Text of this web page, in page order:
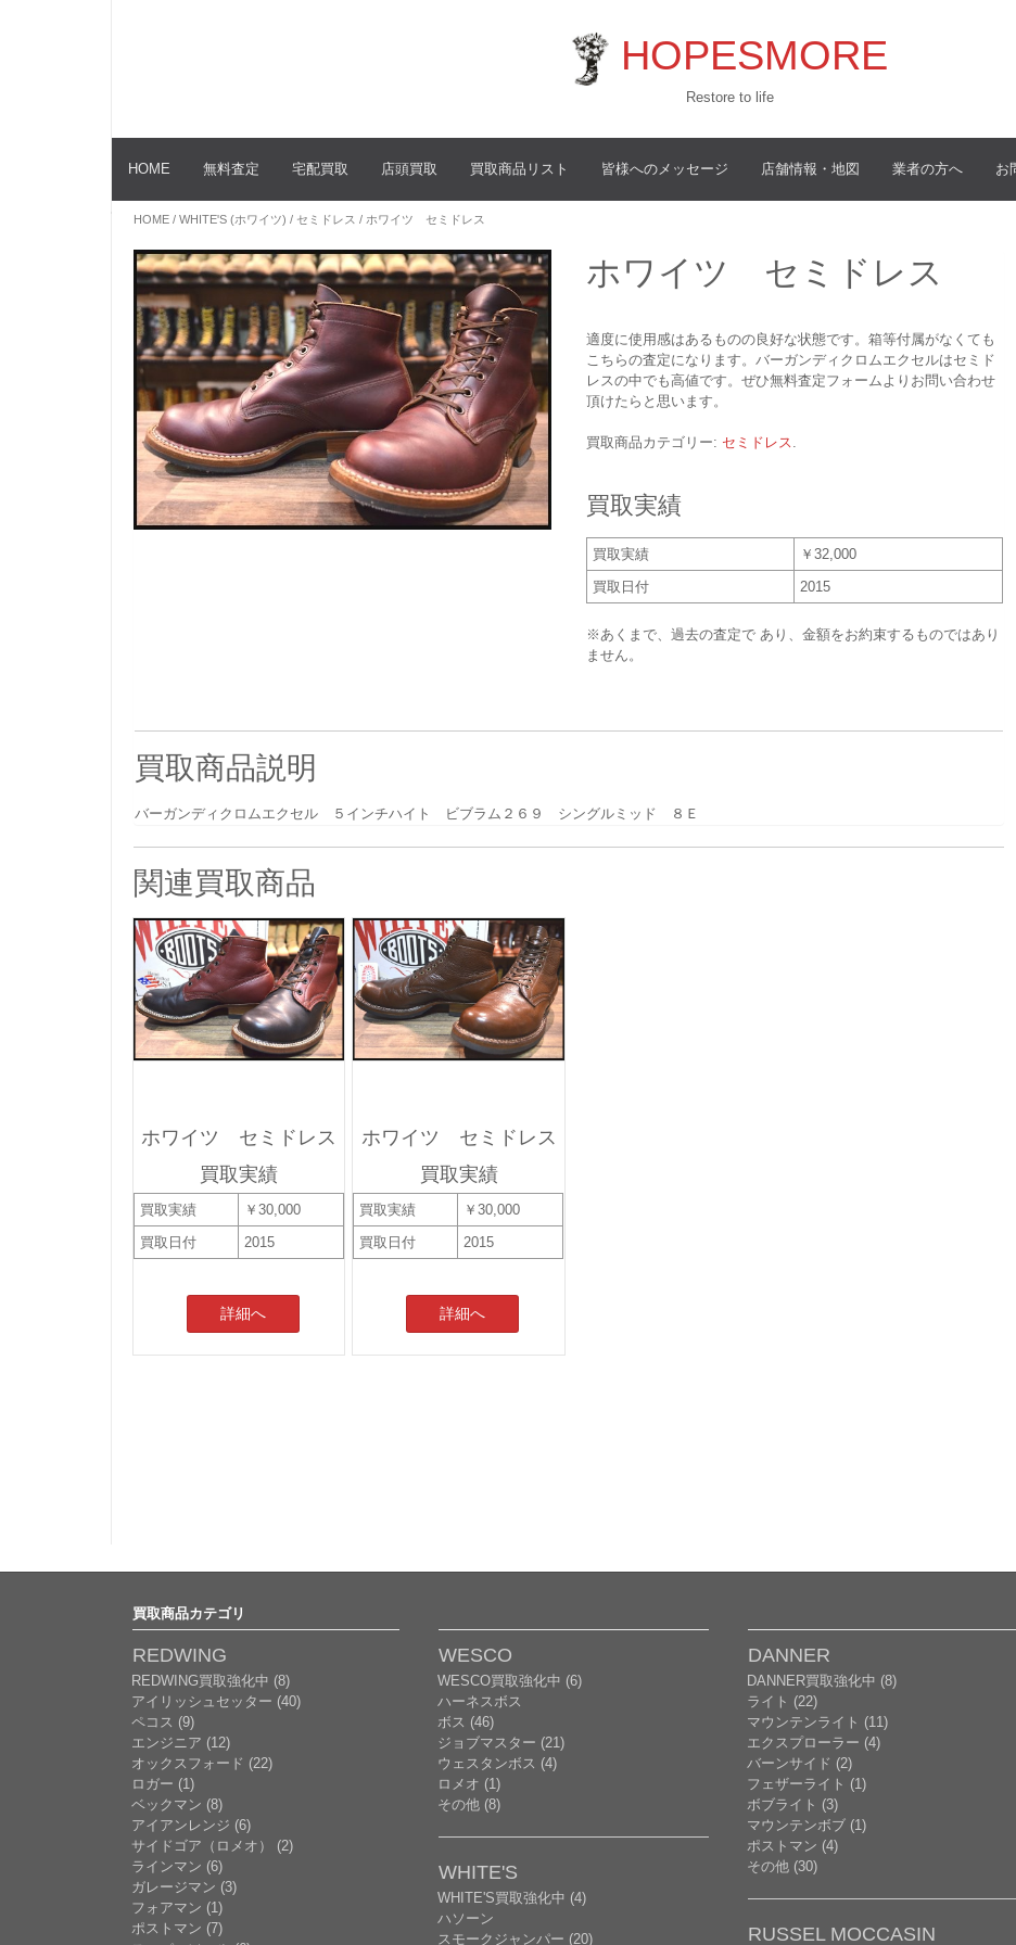
HOPESMORE
Restore to life
HOME 無料査定 宅配買取 店頭買取 買取商品リスト 皆様へのメッセージ 店舗情報・地図 業者の方へ お
HOME / WHITE'S (ホワイツ) / セミドレス / ホワイツ セミドレス
ホワイツ セミドレス
適度に使用感はあるものの良好な状態です。箱等付属がなくても
こちらの査定になります。バーガンディクロムエクセルはセミド
レスの中でも高値です。ぜひ無料査定フォームよりお問い合わせ
頂けたらと思います。
買取商品カテゴリー: セミドレス.
買取実績
買取実績
￥32,000
買取日付
2015
※あくまで、過去の査定で あり、金額をお約束するものではあり
ません。
買取商品説明
バーガンディクロムエクセル ５インチハイト ビブラム２６９ シングルミッド ８Ｅ
関連買取商品
ホワイツ セミドレス
買取実績
買取実績
￥30,000
買取日付
2015
詳細へ
ホワイツ セミドレス
買取実績
買取実績
￥30,000
買取日付
2015
詳細へ
買取商品カテゴリ
REDWING
REDWING買取強化中 (8)
アイリッシュセッター (40)
ペコス (9)
エンジニア (12)
オックスフォード (22)
ロガー (1)
ベックマン (8)
アイアンレンジ (6)
サイドゴア（ロメオ） (2)
ラインマン (6)
ガレージマン (3)
フォアマン (1)
ポストマン (7)
WESCO
WESCO買取強化中 (6)
ハーネスボス
ボス (46)
ジョブマスター (21)
ウェスタンボス (4)
ロメオ (1)
その他 (8)
WHITE'S
WHITE'S買取強化中 (4)
ハソーン
スモークジャンパー (20)
DANNER
DANNER買取強化中 (8)
ライト (22)
マウンテンライト (11)
エクスプローラー (4)
バーンサイド (2)
フェザーライト (1)
ボブライト (3)
マウンテンボブ (1)
ポストマン (4)
その他 (30)
RUSSEL MOCCASIN